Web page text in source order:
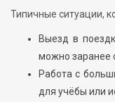
Типичные ситуации,
Выезд в
можно заранее
Работа с
для учёбы или